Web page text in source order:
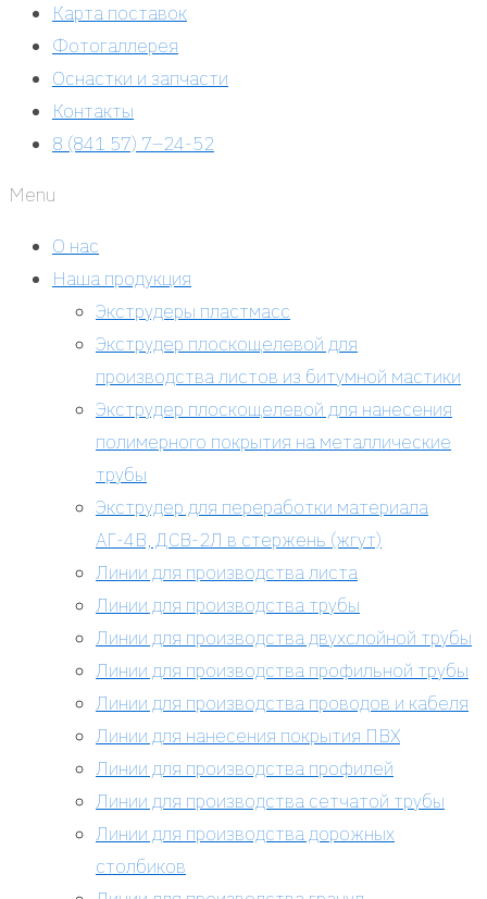
Карта поставок
Фотогаллерея
Оснастки и запчасти
Контакты
8 (841 57) 7–24-52
Menu
О нас
Наша продукция
Экструдеры пластмасс
Экструдер плоскощелевой для
производства листов из битумной мастики
Экструдер плоскощелевой для нанесения
полимерного покрытия на металлические
трубы
Экструдер для переработки материала
АГ-4В, ДСВ-2Л в стержень (жгут)
Линии для производства листа
Линии для производства трубы
Линии для производства двухслойной трубы
Линии для производства профильной трубы
Линии для производства проводов и кабеля
Линии для нанесения покрытия ПВХ
Линии для производства профилей
Линии для производства сетчатой трубы
Линии для производства дорожных
столбиков